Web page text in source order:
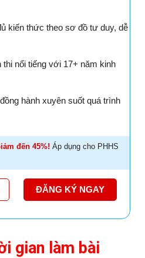
kiến thức theo sơ đồ tư duy, dễ
nổi tiếng với 17+ năm kinh
hành xuyên suốt quá trình
đến 45%! Áp dụng cho PHHS
ĐĂNG KÝ NGAY
gian làm bài